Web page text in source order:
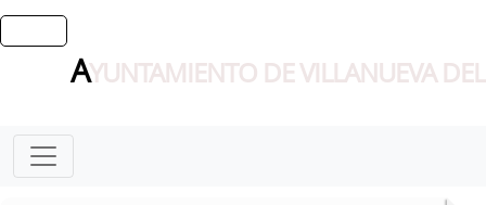
AYUNTAMIENTO DE VILLANUEVA